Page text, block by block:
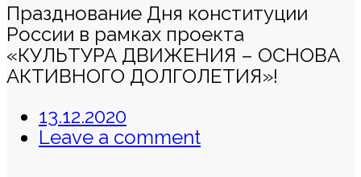
Празднование Дня конституции
России в рамках проекта
«КУЛЬТУРА ДВИЖЕНИЯ – ОСНОВА
АКТИВНОГО ДОЛГОЛЕТИЯ»!
13.12.2020
Leave a comment